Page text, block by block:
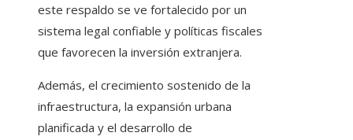
este respaldo se ve fortalecido por un
sistema legal confiable y políticas fiscales
que favorecen la inversión extranjera.
Además, el crecimiento sostenido de la
infraestructura, la expansión urbana
planificada y el desarrollo de